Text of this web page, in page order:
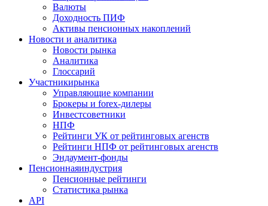
Валюты
Доходность ПИФ
Активы пенсионных накоплений
Новости и аналитика
Новости рынка
Аналитика
Глоссарий
Участникирынка
Управляющие компании
Брокеры и forex-дилеры
Инвестсоветники
НПФ
Рейтинги УК от рейтинговых агенств
Рейтинги НПФ от рейтинговых агенств
Эндаумент-фонды
Пенсионнаяиндустрия
Пенсионные рейтинги
Статистика рынка
API